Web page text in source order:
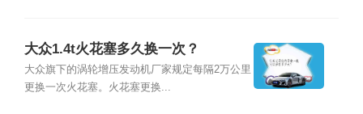
大众1.4t火花塞多久换一次？
大众旗下的涡轮增压发动机厂家规定每隔2万公里
更换一次火花塞。火花塞更换...